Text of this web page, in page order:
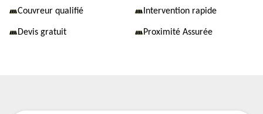
Couvreur qualifié Intervention rapide
Devis gratuit Proximité Assurée